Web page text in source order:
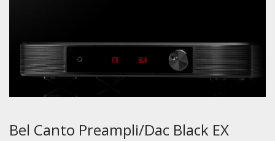
Bel Canto Preampli/Dac Black EX